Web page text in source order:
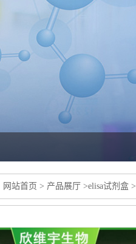
网站首页 > 产品展厅 >elisa试剂盒 >